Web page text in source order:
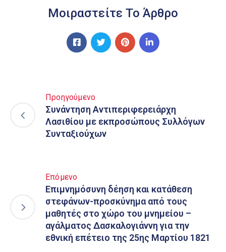
Μοιραστείτε Το Άρθρο
Προηγούμενο
Συνάντηση Αντιπεριφερειάρχη
Λασιθίου με εκπροσώπους Συλλόγων
Συνταξιούχων
Επόμενο
Επιμνημόσυνη δέηση και κατάθεση
στεφάνων-προσκύνημα από τους
μαθητές στο χώρο του μνημείου –
αγάλματος Δασκαλογιάννη για την
εθνική επέτειο της 25ης Μαρτίου 1821